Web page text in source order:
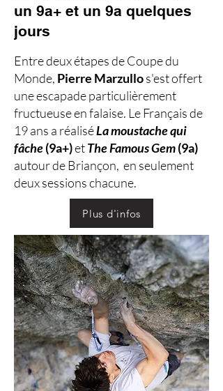
un 9a+ et un 9a quelques
jours
Entre deux étapes de Coupe du
Monde, Pierre Marzullos'est offert
une escapade particulièrement
fructueuse en falaise. Le Français de
19 ans a réaliséLa moustache qui
fâche(9a+)etThe Famous Gem(9a)
autour de Briançon, en seulement
deux sessions chacune.
Plus d'infos